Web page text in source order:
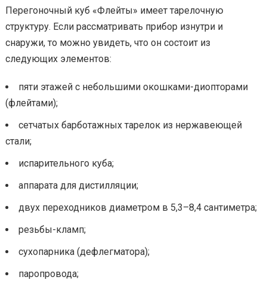
Перегоночный куб «Флейты» имеет тарелочную
структуру. Если рассматривать прибор изнутри и
снаружи, то можно увидеть, что он состоит из
следующих элементов:
пяти этажей с небольшими окошками-диопторами
(флейтами);
сетчатых барботажных тарелок из нержавеющей
стали;
испарительного куба;
аппарата для дистилляции;
двух переходников диаметром в 5,3–8,4 сантиметра;
резьбы-кламп;
сухопарника (дефлегматора);
паропровода;